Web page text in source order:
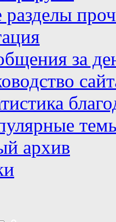
разделы
за
архив